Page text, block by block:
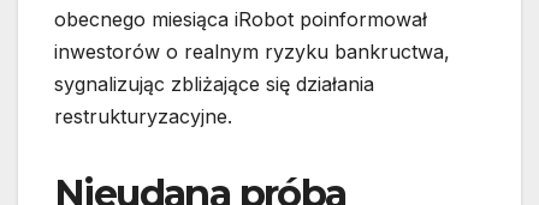
obecnego miesiąca iRobot poinformował
inwestorów o realnym ryzyku bankructwa,
sygnalizując zbliżające się działania
restrukturyzacyjne.
Nieudana próba